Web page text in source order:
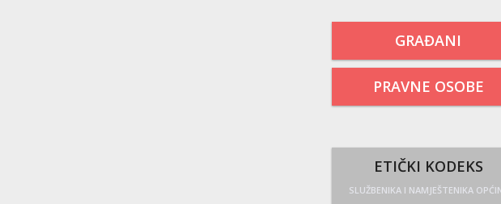
GRAĐANI
PRAVNE OSOBE
ETIČKI KODEKS
SLUŽBENIKA I NAMJEŠTENIKA